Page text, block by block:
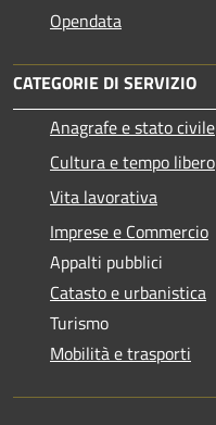
Opendata
CATEGORIE DI SERVIZIO
Anagrafe e stato civile
Cultura e tempo libero
Vita lavorativa
Imprese e Commercio
Appalti pubblici
Catasto e urbanistica
Turismo
Mobilità e trasporti